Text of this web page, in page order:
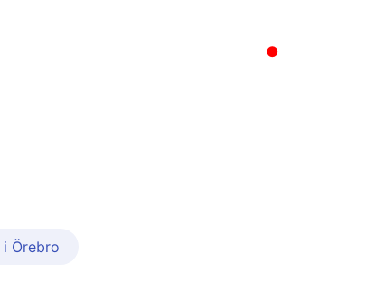
●
i Örebro